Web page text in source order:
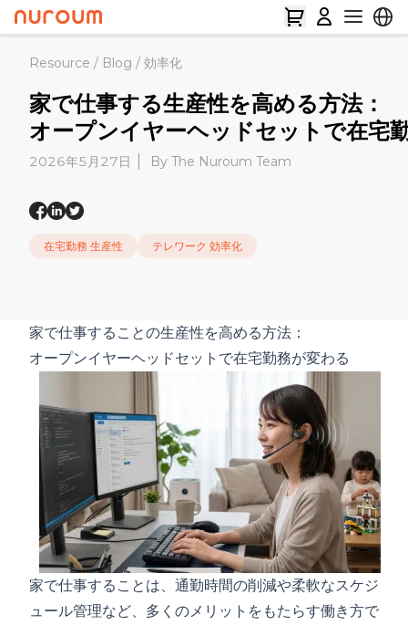
Resource / Blog / 効率化
家で仕事する生産性を高める方法：
オープンイヤーヘッドセットで在宅
2026年5月27日 By The Nuroum Team
在宅勤務 生産性 テレワーク 効率化
家で仕事することの生産性を高める方法：
オープンイヤーヘッドセットで在宅勤務が変わる
家で仕事することは、通勤時間の削減や柔軟なスケジ
ュール管理など、多くのメリットをもたらす働き方で